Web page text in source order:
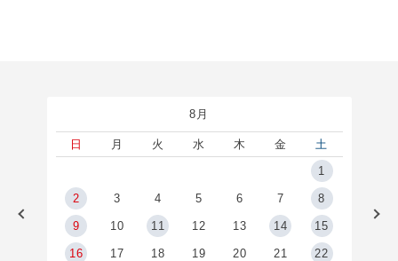
8月
日 月 火 水 木 金
土
1
2 3 4 5 6 7 8
9 10 11 12 13 14 15
16 17 18 19 20 21 22